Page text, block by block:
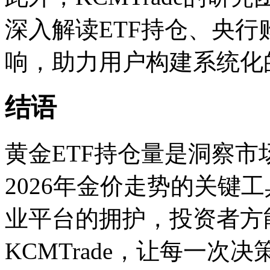
深入解读ETF持仓、央
响，助力用户构建系统
结语
黄金ETF持仓量是洞察市
2026年金价走势的关键
业平台的拥护，投资者
KCMTrade，让每一次决